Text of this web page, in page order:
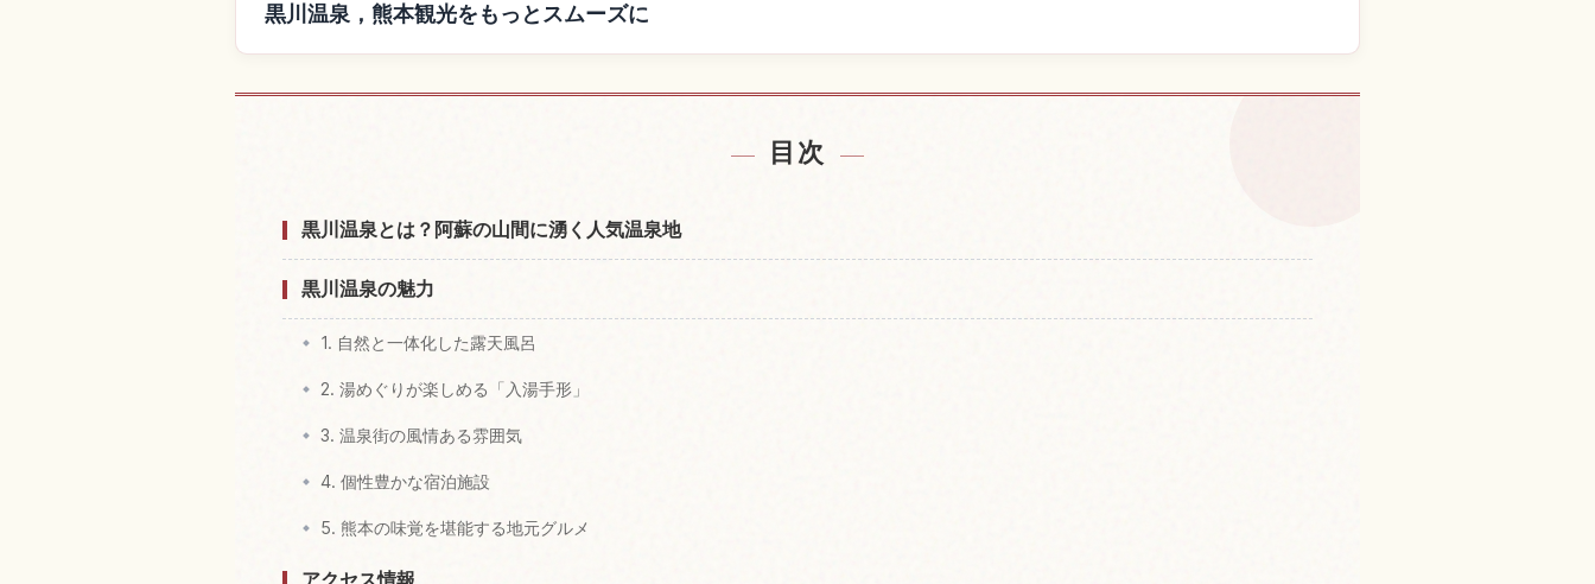
黒川温泉，熊本観光をもっとスムーズに
目次
黒川温泉とは？阿蘇の山間に湧く人気温泉地
黒川温泉の魅力
1. 自然と一体化した露天風呂
2. 湯めぐりが楽しめる「入湯手形」
3. 温泉街の風情ある雰囲気
4. 個性豊かな宿泊施設
5. 熊本の味覚を堪能する地元グルメ